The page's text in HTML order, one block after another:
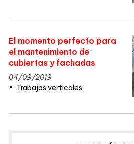
El momento perfecto para
el mantenimiento de
cubiertas y fachadas
04/09/2019
Trabajos verticales